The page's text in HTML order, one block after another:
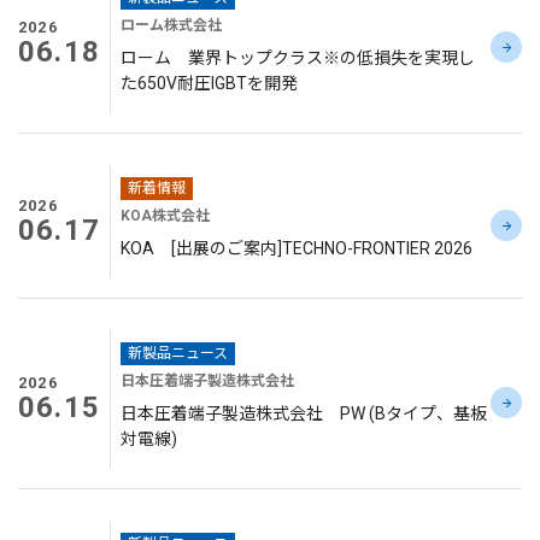
2026
06.18
ローム株式会社
ローム 業界トップクラス※の低損失を実現し
た650V耐圧IGBTを開発
2026
06.17
新着情報
KOA株式会社
KOA [出展のご案内]TECHNO-FRONTIER 2026
2026
06.15
新製品ニュース
日本圧着端子製造株式会社
日本圧着端子製造株式会社 PW (Bタイプ、基板
対電線)